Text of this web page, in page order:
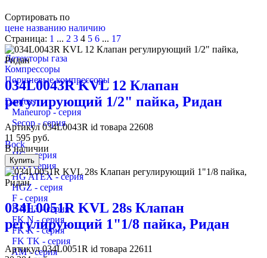
Детекторы газа
Компрессоры
Поршневые компрессоры
Danfoss
Maneurop - серия
Secop - серия
Bock
HG - серия
HA - серия
HG ATEX - серия
HGZ - серия
F - серия
F NH3 - серия
FK N - серия
FK K - серия
FK TK - серия
AM - серия
Сортировать по
цене названию наличию
Страница: 1 ... 2 3 4 5 6 ... 17
034L0043R KVL 12 Клапан
регулирующий 1/2" пайка, Ридан
Артикул034L0043R id товара 22608
11 595 руб.
В наличии
Купить
034L0051R KVL 28s Клапан
регулирующий 1"1/8 пайка, Ридан
Артикул034L0051R id товара 22611